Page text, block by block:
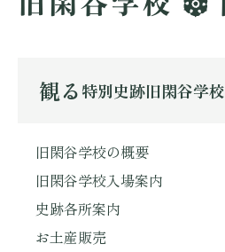
観る特別史跡旧閑谷学校
旧閑谷学校の概要
旧閑谷学校入場案内
史跡各所案内
お土産販売